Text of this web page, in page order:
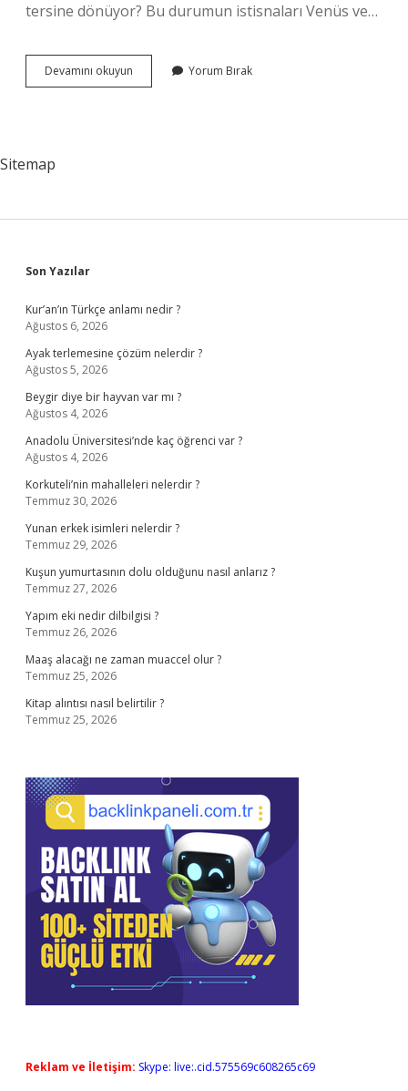
tersine dönüyor? Bu durumun istisnaları Venüs ve…
Devamını okuyun
Nasıl
Yorum Bırak
Sitemap
Sidebar
Son Yazılar
Kur’an’ın Türkçe anlamı nedir ?
Ağustos 6, 2026
Ayak terlemesine çözüm nelerdir ?
Ağustos 5, 2026
Beygir diye bir hayvan var mı ?
Ağustos 4, 2026
Anadolu Üniversitesi’nde kaç öğrenci var ?
Ağustos 4, 2026
Korkuteli’nin mahalleleri nelerdir ?
Temmuz 30, 2026
Yunan erkek isimleri nelerdir ?
Temmuz 29, 2026
Kuşun yumurtasının dolu olduğunu nasıl anlarız ?
Temmuz 27, 2026
Yapım eki nedir dilbilgisi ?
Temmuz 26, 2026
Maaş alacağı ne zaman muaccel olur ?
Temmuz 25, 2026
Kitap alıntısı nasıl belirtilir ?
Temmuz 25, 2026
Reklam ve İletişim: Skype: live:.cid.575569c608265c69